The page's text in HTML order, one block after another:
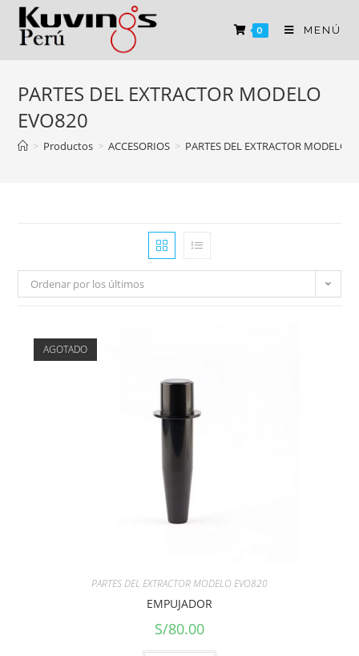
0 MENÚ
PARTES DEL EXTRACTOR MODELO
EVO820
> Productos > ACCESORIOS > PARTES DEL EXTRACTOR MODELO
Ordenar por los últimos
AGOTADO
PARTES DEL EXTRACTOR MODELO EVO820
EMPUJADOR
S/80.00